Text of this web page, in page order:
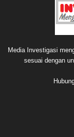
Media Investigasi
sesuai dengan